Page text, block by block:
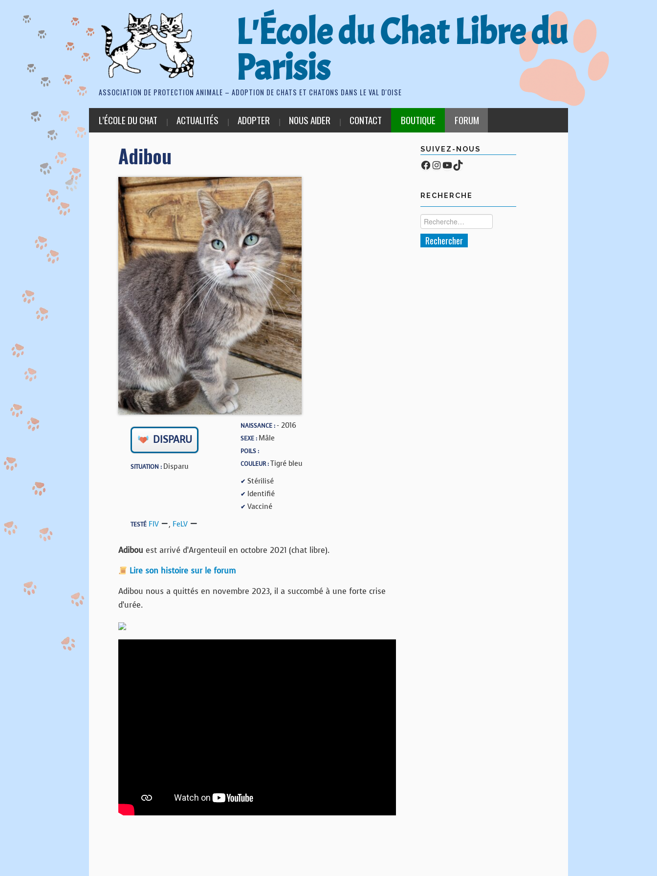
L'École du Chat Libre du
Parisis
ASSOCIATION DE PROTECTION ANIMALE – ADOPTION DE CHATS ET CHATONS DANS LE VAL D'OISE
L’ÉCOLE DU CHAT ACTUALITÉS ADOPTER NOUS AIDER CONTACT BOUTIQUE FORUM
Adibou
DISPARU
SITUATION : Disparu
NAISSANCE :- 2016
SEXE : Mâle
POILS :
COULEUR :Tigré bleu
✔ Stérilisé
✔ Identifié
✔ Vacciné
TESTÉ FIV , FeLV
Adibou est arrivé d’Argenteuil en octobre 2021 (chat libre).
Lire son histoire sur le forum
Adibou nous a quittés en novembre 2023, il a succombé à une forte crise
d’urée.
SUIVEZ-NOUS
Facebook
Compte Instagram
YouTube
TikTok
RECHERCHE